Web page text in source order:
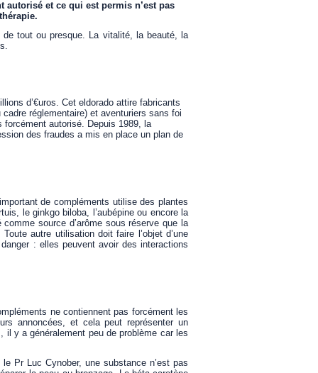
et ce qui est permis n’est pas
tout ou presque. La vitalité, la beauté, la
d’€uros. Cet eldorado attire fabricants
réglementaire) et aventuriers sans foi
autorisé. Depuis 1989, la
des fraudes a mis en place un plan de
de compléments utilise des plantes
le ginkgo biloba, l’aubépine ou encore la
source d’arôme sous réserve que la
autre utilisation doit faire l’objet d’une
: elles peuvent avoir des interactions
ne contiennent pas forcément les
annoncées, et cela peut représenter un
y a généralement peu de problème car les
Pr Luc Cynober, une substance n’est pas